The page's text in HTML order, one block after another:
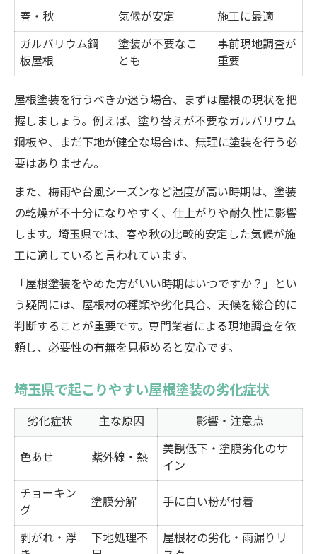
春・秋
気候が安定
施工に最適
ガルバリウム鋼
板屋根
塗装が不要なこ
とも
事前現地調査が
重要
屋根塗装を行うべきか迷う場合、まずは屋根の現状を把
握しましょう。例えば、塗り替えが不要なガルバリウム
鋼板や、まだ下地が健全な場合は、無理に塗装を行う必
要はありません。
また、梅雨や台風シーズンなど湿度が高い時期は、塗装
の乾燥が不十分になりやすく、仕上がりや耐久性に影響
します。埼玉県では、春や秋の比較的安定した気候が施
工に適していると言われています。
「屋根塗装をやめた方がいい時期はいつですか？」とい
う疑問には、屋根材の種類や劣化具合、天候を総合的に
判断することが重要です。専門業者による現地調査を依
頼し、必要性の有無を見極めると安心です。
埼玉県で起こりやすい屋根塗装の劣化症状
劣化症状 主な原因
影響・注意点
色あせ
紫外線・熱
美観低下・塗膜劣化のサ
イン
チョーキン
グ
塗膜分解
手に白い粉が付着
剥がれ・浮
下地処理不
屋根材の劣化・雨漏りリ